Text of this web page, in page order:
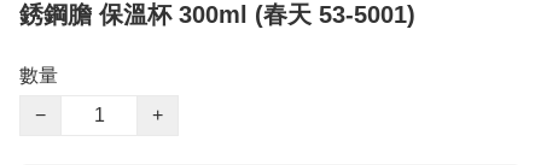
銹鋼膽 保溫杯 300ml (春天 53-5001)
數量
−
+